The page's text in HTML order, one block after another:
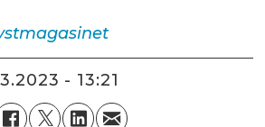
- 13:21